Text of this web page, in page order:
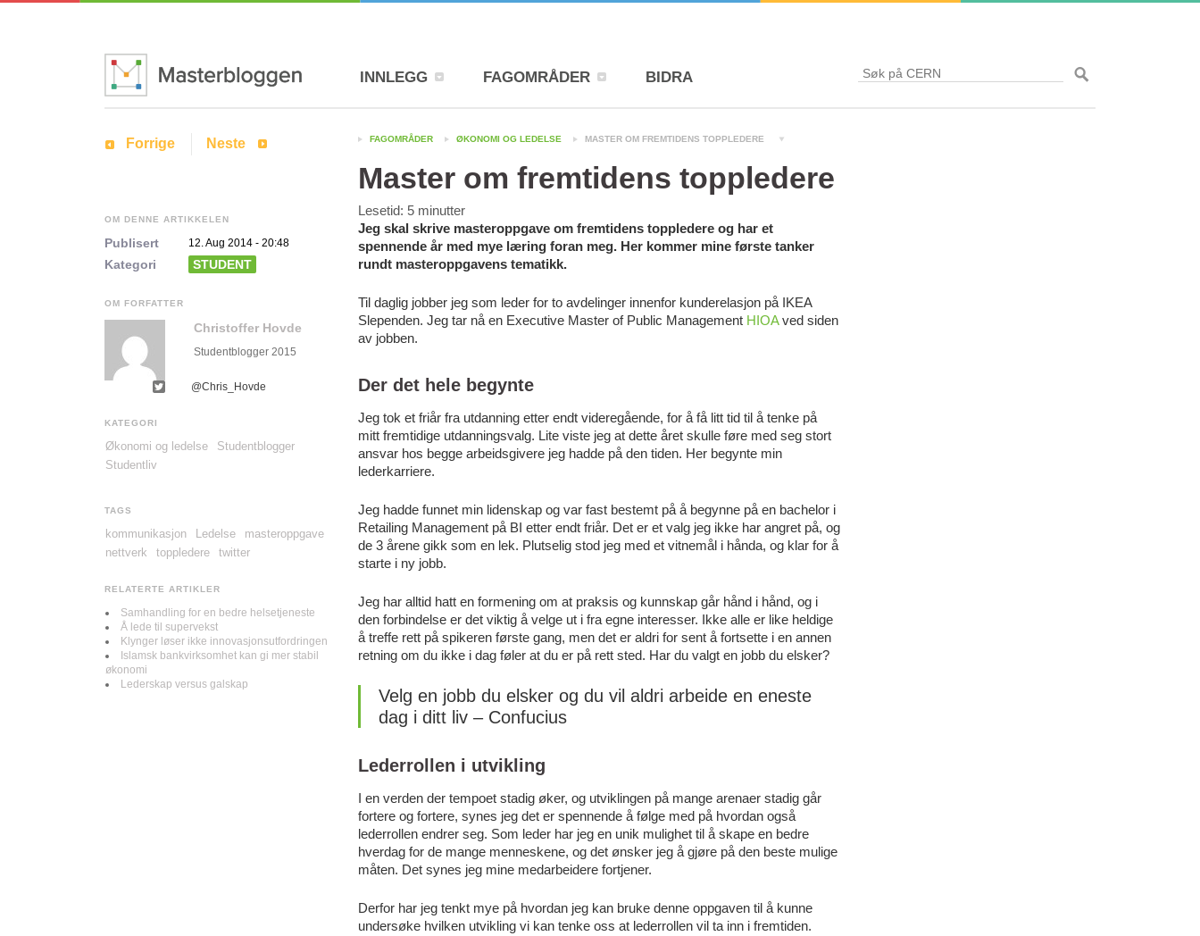
INNLEGG FAGOMRÅDER BIDRA
FAGOMRÅDER ØKONOMI OG LEDELSE MASTER OM FREMTIDENS TOPPLEDERE
Master om fremtidens toppledere
Lesetid: 5 minutter
Jeg skal skrive masteroppgave om fremtidens toppledere og har et
spennende år med mye læring foran meg. Her kommer mine første tanker
rundt masteroppgavens tematikk.
Til daglig jobber jeg som leder for to avdelinger innenfor kunderelasjon på IKEA
Slependen. Jeg tar nå en Executive Master of Public Management HIOAved siden
av jobben.
Der det hele begynte
Jeg tok et friår fra utdanning etter endt videregående, for å få litt tid til å tenke på
mitt fremtidige utdanningsvalg. Lite viste jeg at dette året skulle føre med seg stort
ansvar hos begge arbeidsgivere jeg hadde på den tiden. Her begynte min
lederkarriere.
Jeg hadde funnet min lidenskap og var fast bestemt på å begynne på en bachelor i
Retailing Management på BI etter endt friår. Det er et valg jeg ikke har angret på, og
de 3 årene gikk som en lek. Plutselig stod jeg med et vitnemål i hånda, og klar for å
starte i ny jobb.
Jeg har alltid hatt en formening om at praksis og kunnskap går hånd i hånd, og i
den forbindelse er det viktig å velge ut i fra egne interesser. Ikke alle er like heldige
å treffe rett på spikeren første gang, men det er aldri for sent å fortsette i en annen
retning om du ikke i dag føler at du er på rett sted. Har du valgt en jobb du elsker?
Velg en jobb du elsker og du vil aldri arbeide en eneste
dag i ditt liv – Confucius
Lederrollen i utvikling
I en verden der tempoet stadig øker, og utviklingen på mange arenaer stadig går
fortere og fortere, synes jeg det er spennende å følge med på hvordan også
lederrollen endrer seg. Som leder har jeg en unik mulighet til å skape en bedre
hverdag for de mange menneskene, og det ønsker jeg å gjøre på den beste mulige
måten. Det synes jeg mine medarbeidere fortjener.
Derfor har jeg tenkt mye på hvordan jeg kan bruke denne oppgaven til å kunne
undersøke hvilken utvikling vi kan tenke oss at lederrollen vil ta inn i fremtiden.
Forrige Neste
OM DENNE ARTIKKELEN
Publisert 12. Aug 2014 - 20:48
Kategori STUDENT
OM FORFATTER
Christoffer Hovde
Studentblogger 2015
@Chris_Hovde
KATEGORI
Økonomi og ledelse
Studentblogger
Studentliv
TAGS
kommunikasjon Ledelse
masteroppgave
nettverk
toppledere twitter
RELATERTE ARTIKLER
Samhandling for en bedre helsetjeneste
Å lede til supervekst
Klynger løser ikke innovasjonsutfordringen
Islamsk bankvirksomhet kan gi mer stabil
økonomi
Lederskap versus galskap